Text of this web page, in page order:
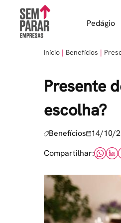
content
Pedágio
Início Benefícios
Presente
escolha?
Benefícios 14/10/
Compartilhar: